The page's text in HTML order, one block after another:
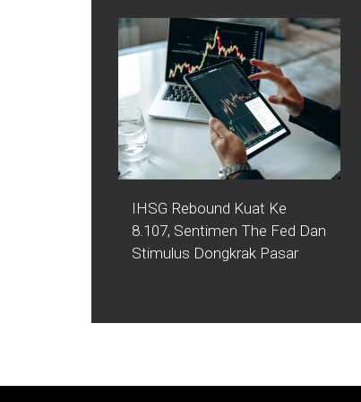
IHSG Rebound Kuat Ke
8.107, Sentimen The Fed Dan
Stimulus Dongkrak Pasar